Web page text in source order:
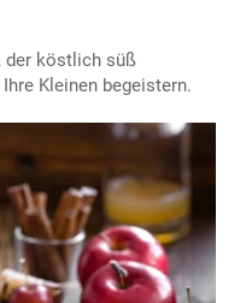
der köstlich süß
Kleinen begeistern.